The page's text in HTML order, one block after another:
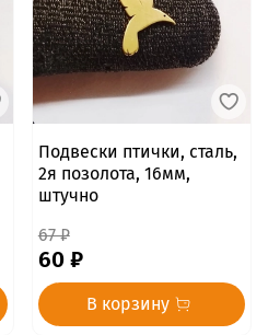
Подвески птички, сталь,
2я позолота, 16мм,
штучно
67 ₽
60 ₽
В корзину